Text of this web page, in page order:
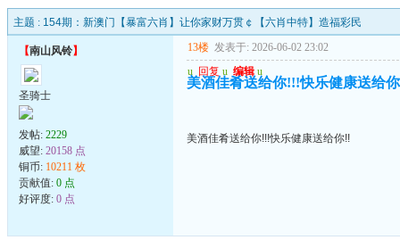
主题 : 154期：新澳门【暴富六肖】让你家财万贯￠【六肖中特】造福彩民
【南山风铃】
圣骑士
发帖: 2229
威望: 20158 点
铜币: 10211 枚
贡献值: 0 点
好评度: 0 点
13楼 发表于: 2026-06-02 23:02
u 回复 u 编辑 u
美酒佳肴送给你!!!快乐健康送给
美酒佳肴送给你!!!快乐健康送给你!!